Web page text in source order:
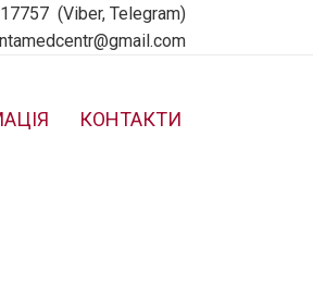
(Viber, Telegram)
КОНТАКТИ